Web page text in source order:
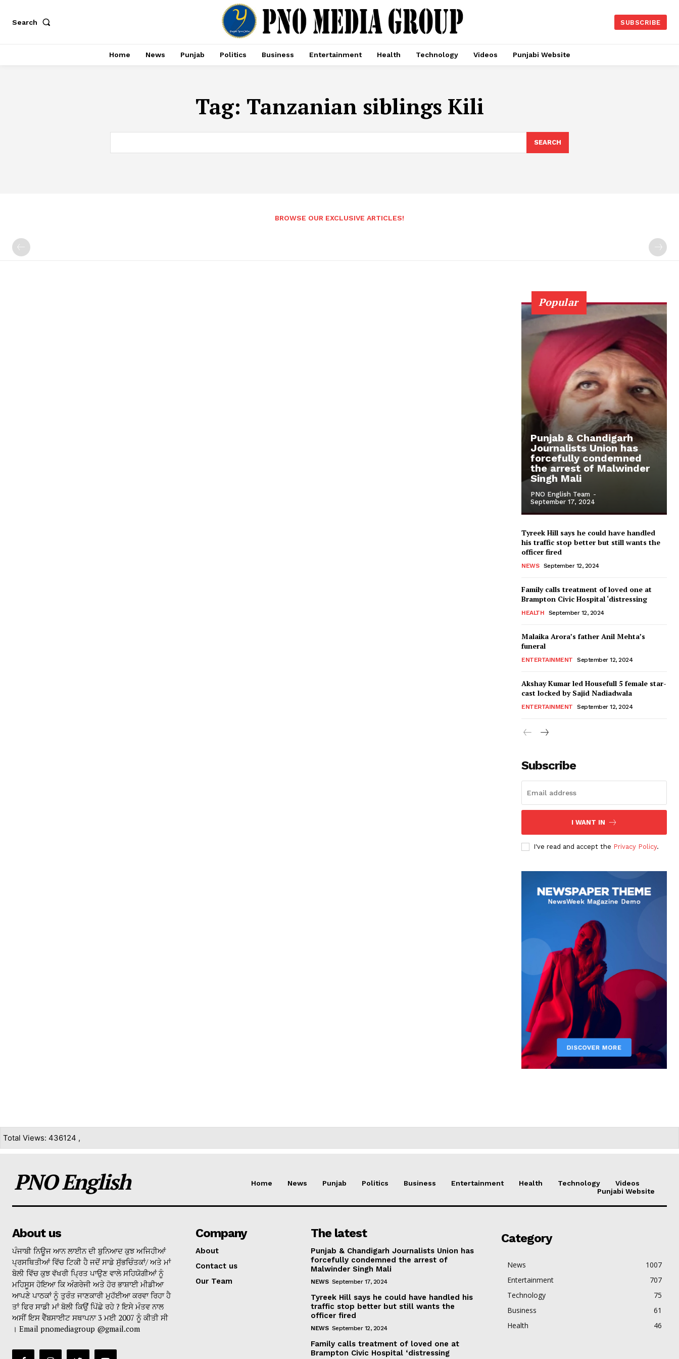
Search SUBSCRIBE
Home News Punjab Politics Business Entertainment Health Technology Videos Punjabi Website
Tag: Tanzanian siblings Kili
SEARCH
BROWSE OUR EXCLUSIVE ARTICLES!
Popular
Punjab & Chandigarh
Journalists Union has
forcefully condemned
the arrest of Malwinder
Singh Mali
PNO English Team -
September 17, 2024
Tyreek Hill says he could have handled
his traffic stop better but still wants the
officer fired
NEWS September 12, 2024
Family calls treatment of loved one at
Brampton Civic Hospital ‘distressing
HEALTH September 12, 2024
Malaika Arora’s father Anil Mehta’s
funeral
ENTERTAINMENT September 12, 2024
Akshay Kumar led Housefull 5 female star-
cast locked by Sajid Nadiadwala
ENTERTAINMENT September 12, 2024
Subscribe
I WANT IN
I've read and accept the Privacy Policy.
Total Views: 436124 ,
PNO English Home News Punjab Politics Business Entertainment Health Technology
Videos
Punjabi Website
About us
ਪੰਜਾਬੀ ਨਿਊਜ ਆਨ ਲਾਈਨ ਦੀ ਬੁਨਿਆਦ ਕੁਝ ਅਜਿਹੀਆਂ
ਪ੍ਰਸਥਿਤੀਆਂ ਵਿੱਚ ਟਿਕੀ ਹੈ ਜਦੋਂ ਸਾਡੇ ਸੁੱਭਚਿੰਤਕਾਂ/ ਅਤੇ ਮਾਂ
ਬੋਲੀ ਵਿੱਚ ਕੁਝ ਵੱਖਰੀ ਪ੍ਰਿਤ ਪਾਉਣ ਵਾਲੇ ਸਹਿਯੋਗੀਆਂ ਨੂੰ
ਮਹਿਸੂਸ ਹੋਇਆ ਕਿ ਅੰਗਰੇਜੀ ਅਤੇ ਹੋਰ ਭਾਸ਼ਾਈ ਮੀਡੀਆ
ਆਪਣੇ ਪਾਠਕਾਂ ਨੂੰ ਤੁਰੰਤ ਜਾਣਕਾਰੀ ਮੁਹੱਈਆ ਕਰਵਾ ਰਿਹਾ ਹੈ
ਤਾਂ ਫਿਰ ਸਾਡੀ ਮਾਂ ਬੋਲੀ ਕਿਉਂ ਪਿੱਛੇ ਰਹੇ ? ਇਸੇ ਮੰਤਵ ਨਾਲ
ਅਸੀਂ ਇਸ ਵੈੱਬਸਾਈਟ ਸਥਾਪਨਾ 3 ਮਈ 2007 ਨੂੰ ਕੀਤੀ ਸੀ
। Email pnomediagroup @gmail.com
Company
About
Contact us
Our Team
The latest
Punjab & Chandigarh Journalists Union has
forcefully condemned the arrest of
Malwinder Singh Mali
NEWS September 17, 2024
Tyreek Hill says he could have handled his
traffic stop better but still wants the
officer fired
NEWS September 12, 2024
Family calls treatment of loved one at
Brampton Civic Hospital ‘distressing
Category
News
1007
Entertainment
707
Technology
75
Business
61
Health
46